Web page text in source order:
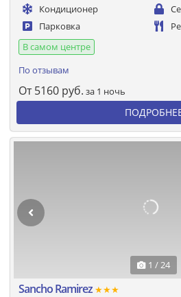
Кондиционер
Парковка
В самом центре
По отзывам
От 5160 руб. за 1 ночь
1 / 24
Sancho Ramirez ★★★